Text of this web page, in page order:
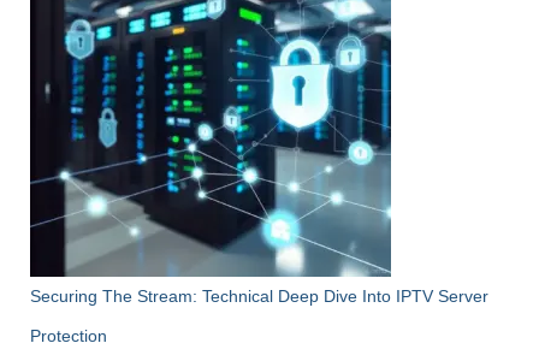
Securing The Stream: Technical Deep Dive Into IPTV Server
Protection